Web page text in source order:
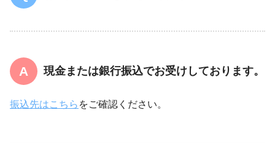
現金または銀行振込でお受けしております。
振込先はこちら をご確認ください。